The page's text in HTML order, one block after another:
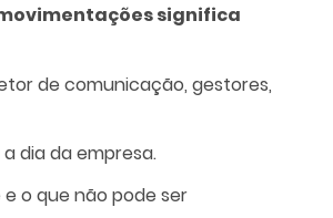
significa
de comunicação, gestores,
dia da empresa.
o que não pode ser